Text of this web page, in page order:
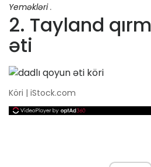
Yeməkləri.
2. Tayland
əti
Köri | iStock.com